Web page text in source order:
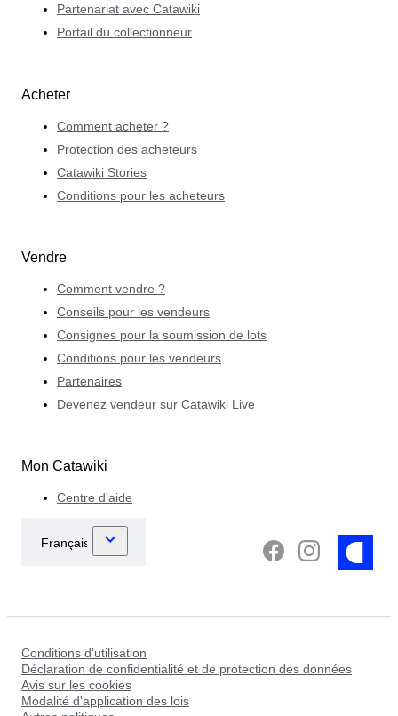
Partenariat avec Catawiki
Portail du collectionneur
Acheter
Comment acheter ?
Protection des acheteurs
Catawiki Stories
Conditions pour les acheteurs
Vendre
Comment vendre ?
Conseils pour les vendeurs
Consignes pour la soumission de lots
Conditions pour les vendeurs
Partenaires
Devenez vendeur sur Catawiki Live
Mon Catawiki
Centre d’aide
Conditions d’utilisation
Déclaration de confidentialité et de protection des données
Avis sur les cookies
Modalité d'application des lois